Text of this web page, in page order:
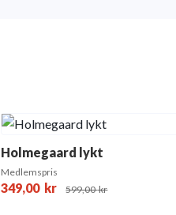
Holmegaard lykt
Medlemspris
349,00 kr 599,00kr